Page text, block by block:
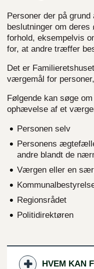
Personer der på
beslutninger om
forhold, eksempelvis
for, at andre træffer
Det er
værgemål for
Følgende kan søge
ophævelse af et
Personen selv
Personens
andre blandt de
Værgen eller en
Regionsrådet
Politidirektøren
HVEM KAN